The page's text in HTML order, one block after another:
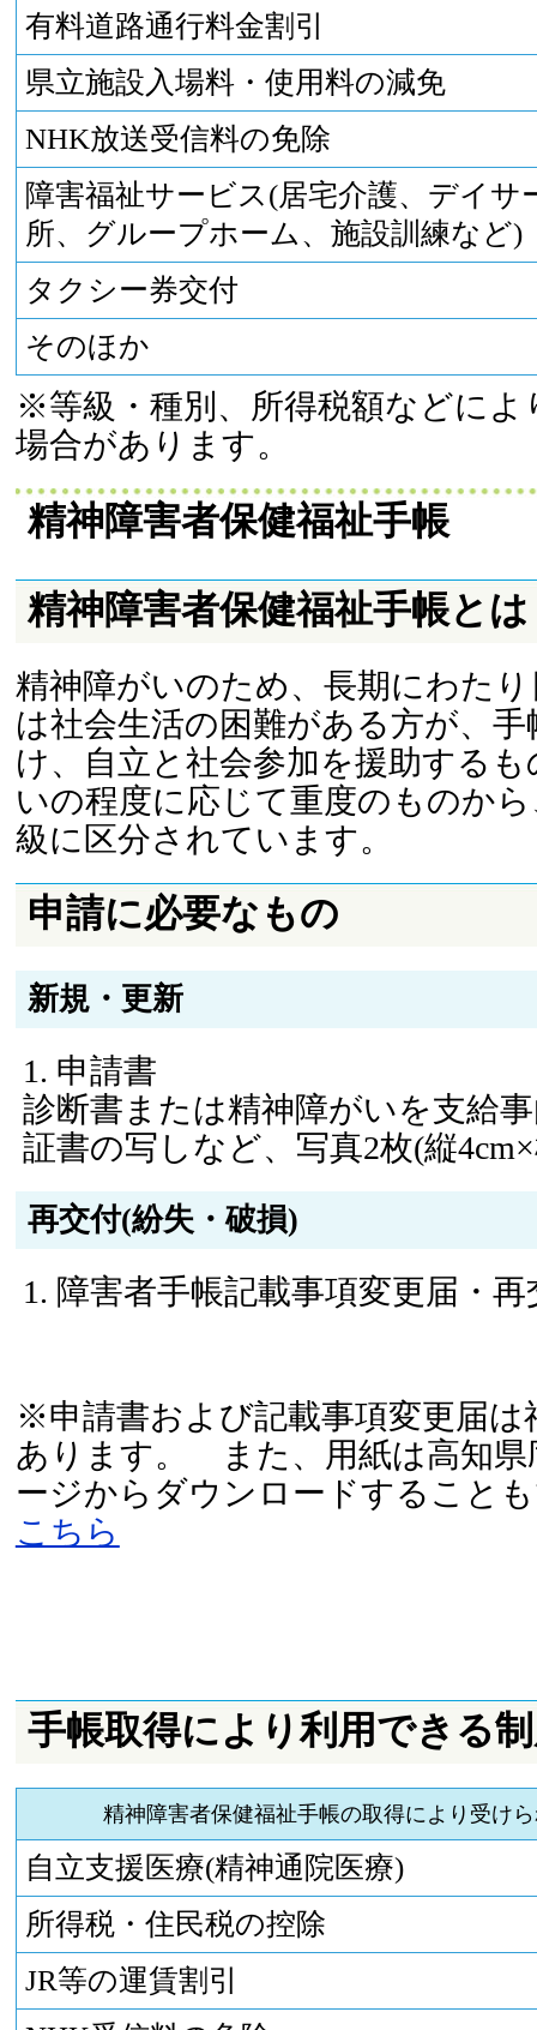
有料道路通行料金割引
県立施設入場料・使用料の減免
NHK放送受信料の免除
障害福祉サービス(居宅介護、デイサ
所、グループホーム、施設訓練など)
タクシー券交付
そのほか
※等級・種別、所得税額などによ
場合があります。
精神障害者保健福祉手帳
精神障害者保健福祉手帳とは
精神障がいのため、長期にわた
は社会生活の困難がある方が、
け、自立と社会参加を援助する
いの程度に応じて重度のものから
級に区分されています。
申請に必要なもの
新規・更新
申請書
診断書または精神障がいを支給
証書の写しなど、写真2枚(縦
再交付(紛失・破損)
障害者手帳記載事項変更届・
※申請書および記載事項変更届は
あります。 また、用紙は高知県
ージからダウンロードすること
こちら
手帳取得により利用できる
精神障害者保健福祉手帳の取得により受け
自立支援医療(精神通院医療)
所得税・住民税の控除
JR等の運賃割引